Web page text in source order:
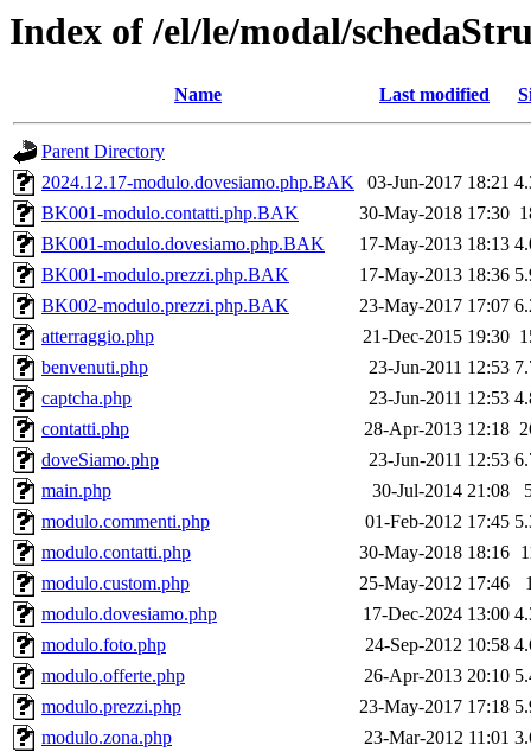
Index of /el/le/modal/
Name Last modified
Parent Directory
2024.12.17-modulo.dovesiamo.php.BAK
03-Jun-2017 18:21
BK001-modulo.contatti.php.BAK
30-May-2018 17:30
BK001-modulo.dovesiamo.php.BAK
17-May-2013 18:13
BK001-modulo.prezzi.php.BAK
17-May-2013 18:36
BK002-modulo.prezzi.php.BAK
23-May-2017 17:07
atterraggio.php
21-Dec-2015 19:30
benvenuti.php
23-Jun-2011 12:53
captcha.php
23-Jun-2011 12:53
contatti.php
28-Apr-2013 12:18
doveSiamo.php
23-Jun-2011 12:53
main.php
30-Jul-2014 21:08
modulo.commenti.php
01-Feb-2012 17:45
modulo.contatti.php
30-May-2018 18:16
modulo.custom.php
25-May-2012 17:46
modulo.dovesiamo.php
17-Dec-2024 13:00
modulo.foto.php
24-Sep-2012 10:58
modulo.offerte.php
26-Apr-2013 20:10
modulo.prezzi.php
23-May-2017 17:18
modulo.zona.php
23-Mar-2012 11:01